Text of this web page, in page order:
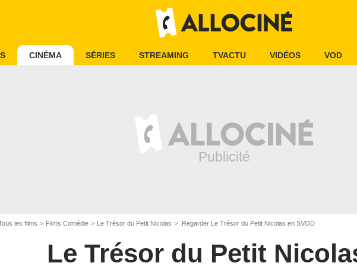
CINÉMA SÉRIES STREAMING TVACTU VIDÉOS VOD
les films Films Comédie Le Trésor du Petit Nicolas Regarder Le Trésor du Petit Nicolas en SVOD
Le Trésor du Petit